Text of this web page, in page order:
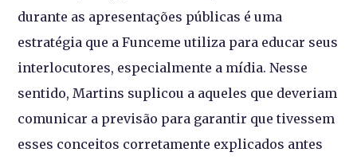
durante as apresentações públicas é uma
estratégia que a Funceme utiliza para educar seus
interlocutores, especialmente a mídia. Nesse
sentido, Martins suplicou a aqueles que deveriam
comunicar a previsão para garantir que tivessem
esses conceitos corretamente explicados antes